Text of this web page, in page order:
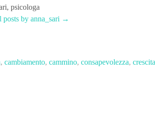
psicologa
by anna_sari →
, cambiamento, cammino, consapevolezza,